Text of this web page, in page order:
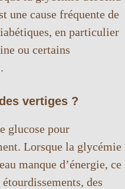
une cause fréquente de
en particulier
ou certains
vertiges ?
glucose pour
Lorsque la glycémie
manque d’énergie, ce
des